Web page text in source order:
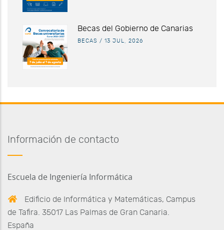
Becas del Gobierno de Canarias
BECAS / 13 JUL, 2026
Información de contacto
Escuela de Ingeniería Informática
Edificio de Informática y Matemáticas, Campus
de Tafira. 35017 Las Palmas de Gran Canaria.
España